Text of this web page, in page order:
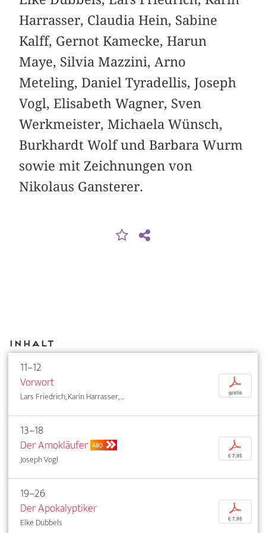
Harrasser, Claudia Hein, Sabine
Kalff, Gernot Kamecke, Harun
Maye, Silvia Mazzini, Arno
Meteling, Daniel Tyradellis, Joseph
Vogl, Elisabeth Wagner, Sven
Werkmeister, Michaela Wünsch,
Burkhardt Wolf und Barbara Wurm
sowie mit Zeichnungen von
Nikolaus Gansterer.
Inhalt
11–12
Vorwort
Lars Friedrich, Karin Harrasser, ...
p
gratis
13–18
Der Amokläufer ABO
Joseph Vogl
p
€ 7,95
19–26
Der Apokalyptiker
Elke Dubbels
p
€ 7,95